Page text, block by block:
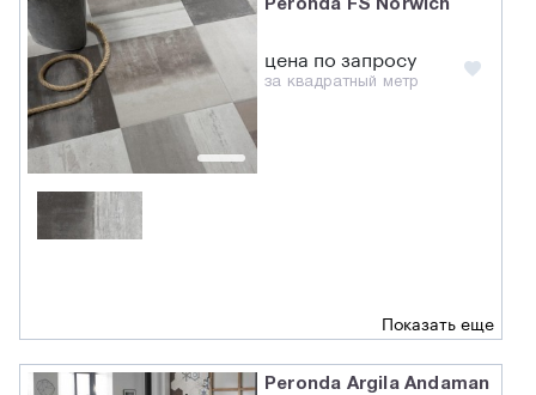
Peronda FS Norwich
цена по запросу
за квадратный метр
Показать еще
Peronda Argila Andaman